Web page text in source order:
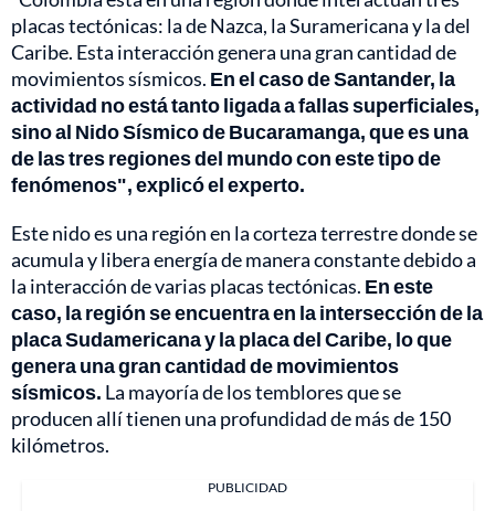
placas tectónicas: la de Nazca, la Suramericana y la del
Caribe. Esta interacción genera una gran cantidad de
movimientos sísmicos. En el caso de Santander, la
actividad no está tanto ligada a fallas superficiales,
sino al Nido Sísmico de Bucaramanga, que es una
de las tres regiones del mundo con este tipo de
fenómenos", explicó el experto.
Este nido es una región en la corteza terrestre donde se
acumula y libera energía de manera constante debido a
la interacción de varias placas tectónicas. En este
caso, la región se encuentra en la intersección de la
placa Sudamericana y la placa del Caribe, lo que
genera una gran cantidad de movimientos
sísmicos. La mayoría de los temblores que se
producen allí tienen una profundidad de más de 150
kilómetros.
PUBLICIDAD